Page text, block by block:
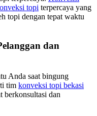
topi terpercaya yang
topi dengan tepat waktu
dan
Anda saat bingung
tim konveksi topi bekasi
berkonsultasi dan